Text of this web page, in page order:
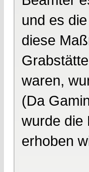
und es
diese
waren,
(Da
wurde die
erhoben